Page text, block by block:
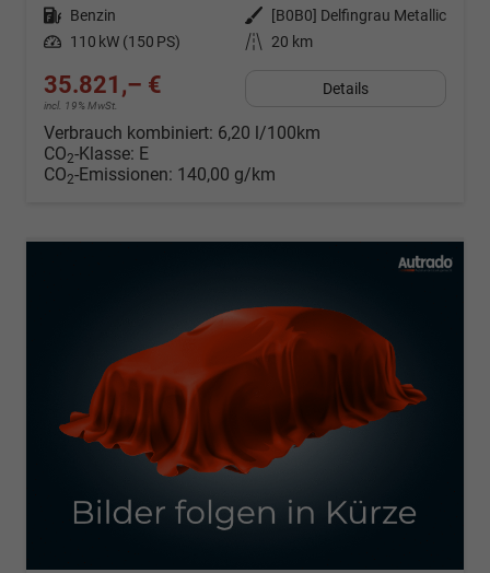
Kraftstoff Benzin Außenfarbe
[B0B0] Delfingrau Metallic
Leistung 110 kW (150 PS) Kilometerstand 20 km
35.821,– €
incl. 19% MwSt.
Details
Verbrauch kombiniert: 6,20 l/100km
CO2-Klasse: E
CO2-Emissionen: 140,00 g/km